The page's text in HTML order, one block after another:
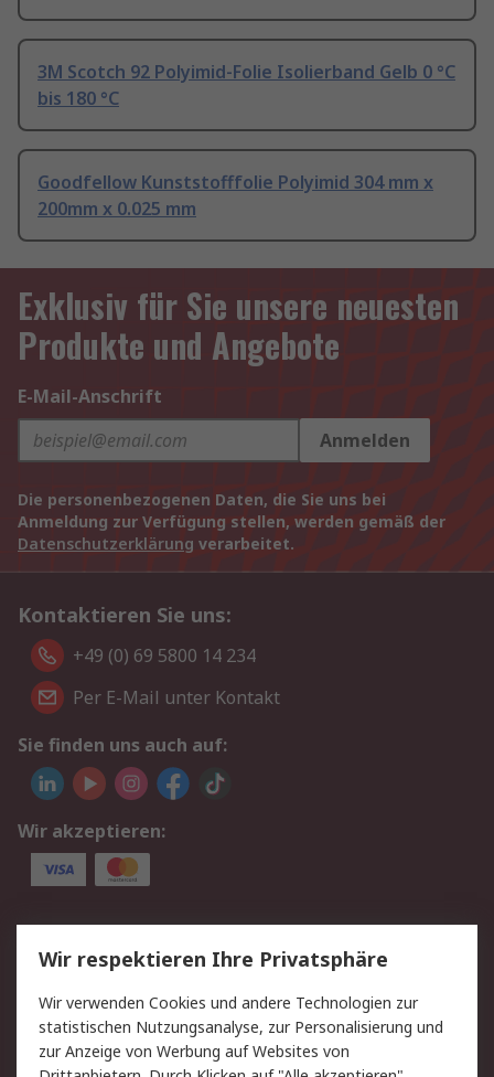
3M Scotch 92 Polyimid-Folie Isolierband Gelb 0 °C
bis 180 °C
Goodfellow Kunststofffolie Polyimid 304 mm x
200mm x 0.025 mm
Exklusiv für Sie unsere neuesten
Produkte und Angebote
E-Mail-Anschrift
Anmelden
Die personenbezogenen Daten, die Sie uns bei
Anmeldung zur Verfügung stellen, werden gemäß der
Datenschutzerklärung verarbeitet.
Kontaktieren Sie uns:
+49 (0) 69 5800 14 234
Per E-Mail unter Kontakt
Sie finden uns auch auf:
Wir akzeptieren:
Service
Value Added Services
Lieferlösungen
Rücksendungen
Kontakt
Hilfe
Privatkunden
Wir respektieren Ihre Privatsphäre
Wir verwenden Cookies und andere Technologien zur
statistischen Nutzungsanalyse, zur Personalisierung und
zur Anzeige von Werbung auf Websites von